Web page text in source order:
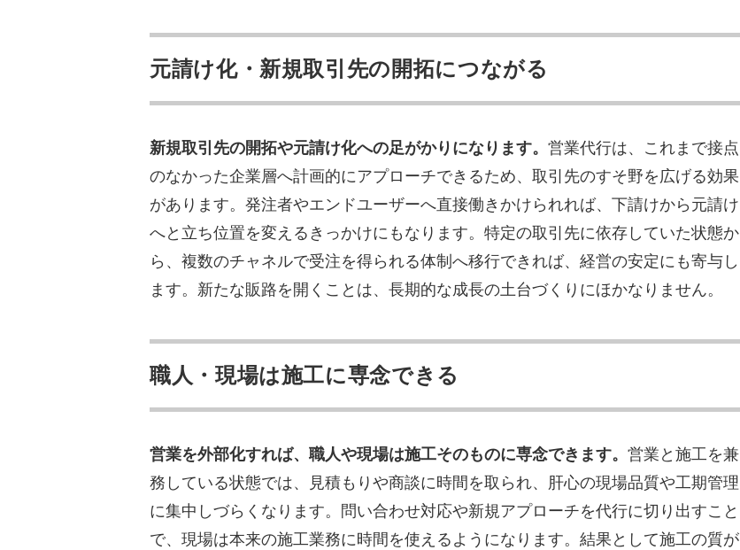
元請け化・新規取引先の開拓につながる
新規取引先の開拓や元請け化への足がかりになります。 営業代行は、これまで接点
のなかった企業層へ計画的にアプローチできるため、取引先のすそ野を広げる効果
があります。発注者やエンドユーザーへ直接働きかけられれば、下請けから元請け
へと立ち位置を変えるきっかけにもなります。特定の取引先に依存していた状態か
ら、複数のチャネルで受注を得られる体制へ移行できれば、経営の安定にも寄与し
ます。新たな販路を開くことは、長期的な成長の土台づくりにほかなりません。
職人・現場は施工に専念できる
営業を外部化すれば、職人や現場は施工そのものに専念できます。 営業と施工を兼
務している状態では、見積もりや商談に時間を取られ、肝心の現場品質や工期管理
に集中しづらくなります。問い合わせ対応や新規アプローチを代行に切り出すこと
で、現場は本来の施工業務に時間を使えるようになります。結果として施工の質が